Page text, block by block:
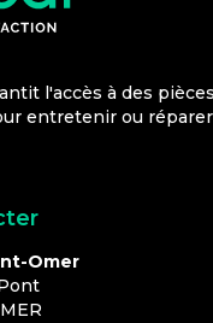
l'accès à des
entretenir ou
Omer